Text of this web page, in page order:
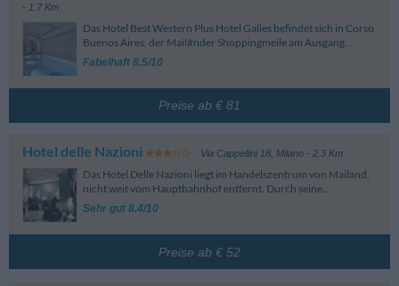
- 1.7 Km
Das Hotel Best Western Plus Hotel Galles befindet sich in Corso
Buenos Aires, der Mail#nder Shoppingmeile am Ausgang...
Fabelhaft 8.5/10
Preise ab € 81
Hotel delle Nazioni Via Cappellini 18, Milano- 2.3 Km
Das Hotel Delle Nazioni liegt im Handelszentrum von Mailand,
nicht weit vom Hauptbahnhof entfernt. Durch seine...
Sehr gut 8.4/10
Preise ab € 52